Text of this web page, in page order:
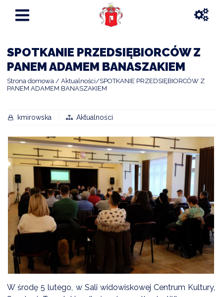
OBSŁUGI
SPOTKANIE PRZEDSIĘBIORCÓW Z
PANEM ADAMEM BANASZAKIEM
Strona domowa Aktualności
SPOTKANIE PRZEDSIĘBIORCÓW Z
PANEM ADAMEM BANASZAKIEM
kmirowska Aktualności
W środę 5 lutego, w Sali widowiskowej Centrum Kultury,